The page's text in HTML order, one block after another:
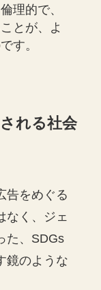
理的で、
とが、よ
す。
れる社会
告をめぐる
なく、ジェ
た、SDGs
鏡のような